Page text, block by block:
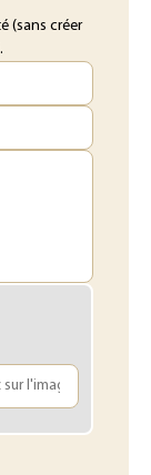
(sans créer